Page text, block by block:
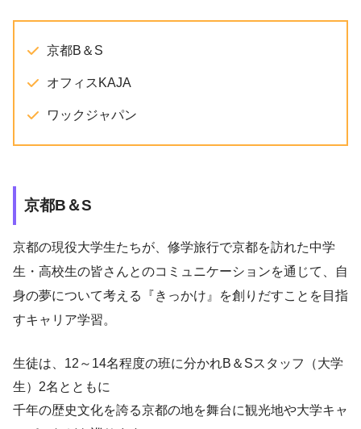
京都B＆S
オフィスKAJA
ワックジャパン
京都B＆S
京都の現役大学生たちが、修学旅行で京都を訪れた中学
生・高校生の皆さんとのコミュニケーションを通じて、自
身の夢について考える『きっかけ』を創りだすことを目指
すキャリア学習。
生徒は、12～14名程度の班に分かれB＆Sスタッフ（大学
生）2名とともに
千年の歴史文化を誇る京都の地を舞台に観光地や大学キャ